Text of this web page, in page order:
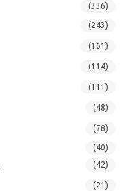
(336)
(243)
(161)
(114)
(111)
(48)
(78)
(40)
(42)
(21)